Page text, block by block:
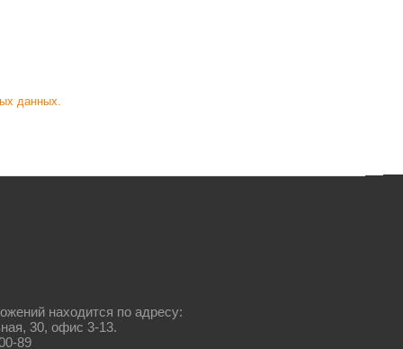
данных.
находится по адресу:
30, офис 3-13.
89